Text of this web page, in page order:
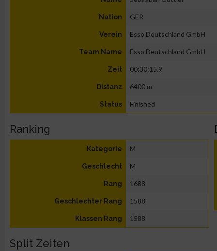
Nation GER
Verein Esso Deutschland GmbH
Team Name Esso Deutschland GmbH
Zeit 00:30:15.9
Distanz 6400 m
Status Finished
Ranking
Kategorie M
Geschlecht M
Rang 1688
Geschlechter Rang 1588
Klassen Rang 1588
Split Zeiten